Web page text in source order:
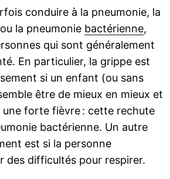
conduire à la pneumonie, la
la pneumonie bactérienne,
qui sont généralement
En particulier, la grippe est
si un enfant (ou sans
être de mieux en mieux et
une forte fièvre : cette rechute
bactérienne. Un autre
est si la personne
des difficultés pour respirer.